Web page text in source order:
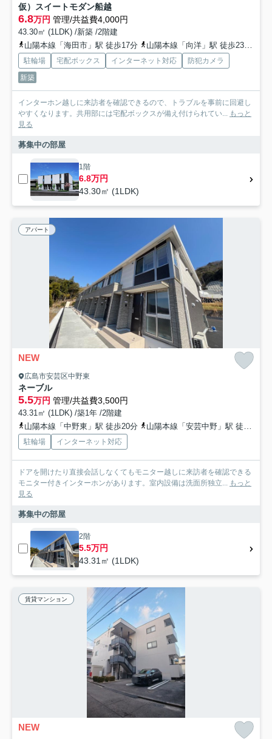
仮）スイートモダン船越
6.8万円 管理/共益費4,000円
43.30㎡ (1LDK) /新築 /2階建
山陽本線「海田市」駅 徒歩17分
山陽本線「向洋」駅 徒歩23分
駐輪場 宅配ボックス インターネット対応
防犯カメラ
新築
インターホン越しに来訪者を確認できるので、トラブルを事前に回避し
やすくなります。共用部には宅配ボックスが備え付けられてい...
もっと
見る
募集中の部屋
1階
6.8万円
43.30㎡ (1LDK)
アパート
NEW
広島市安芸区中野東
ネーブル
5.5万円 管理/共益費3,500円
43.31㎡ (1LDK) /築1年 /2階建
山陽本線「中野東」駅 徒歩20分
山陽本線「安芸中野」駅 徒歩25分
駐輪場 インターネット対応
ドアを開けたり直接会話しなくてもモニター越しに来訪者を確認できる
モニター付きインターホンがあります。室内設備は洗面所独立... もっと
見る
募集中の部屋
2階
5.5万円
43.31㎡ (1LDK)
賃貸マンション
NEW